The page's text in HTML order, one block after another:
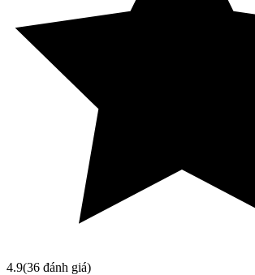
4.9(36 đánh giá)